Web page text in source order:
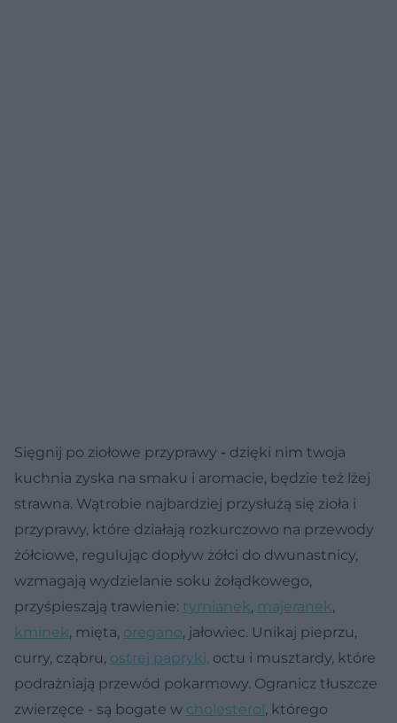
Sięgnij po ziołowe przyprawy - dzięki nim twoja
kuchnia zyska na smaku i aromacie, będzie też lżej
strawna. Wątrobie najbardziej przysłużą się zioła i
przyprawy, które działają rozkurczowo na przewody
żółciowe, regulując dopływ żółci do dwunastnicy,
wzmagają wydzielanie soku żołądkowego,
przyśpieszają trawienie: tymianek, majeranek,
kminek, mięta, oregano, jałowiec. Unikaj pieprzu,
curry, cząbru, ostrej papryki, octu i musztardy, które
podrażniają przewód pokarmowy. Ogranicz tłuszcze
zwierzęce - są bogate w cholesterol , którego